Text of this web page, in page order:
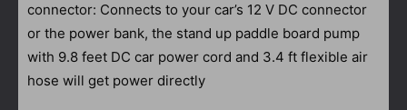
connector: Connects to your car’s 12 V DC connector
or the power bank, the stand up paddle board pump
with 9.8 feet DC car power cord and 3.4 ft flexible air
hose will get power directly